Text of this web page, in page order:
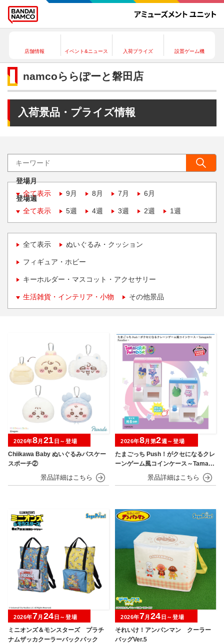
店舗情報 イベント&ニュース 入荷プライズ 設置ゲーム機
namcoららぽーと磐田店
入荷景品・プライズ情報
登場月
全て表示
9月 8月 7月 6月
登場週
全て表示
5週 4週 3週 2週 1週
全て表示 ぬいぐるみ・クッション
フィギュア・ホビー
キーホルダー・マスコット・アクセサリー
生活雑貨・インテリア・小物 その他景品
Chiikawa Baby ぬいぐるみパスケー
スポーチ②
2026年8月 21 日～登場
たまごっち Push！がクセになるクレ
ーンゲーム風コインケース～Tamago
tchi Paradise～
2026年8月第2週～登場
ミニオンズ＆モンスターズ プラチ
ナムザッカクーラーバックパック
2026年7月 24 日～登場
それいけ！アンパンマン クーラー
バッグVer.5
2026年7月 24 日～登場